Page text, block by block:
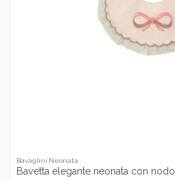
Bavaglini Neonata
Bavetta elegante neonata con nodo